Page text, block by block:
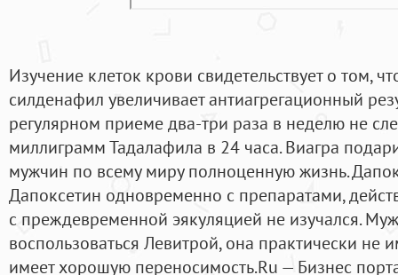
Изучение клеток крови свидетельствует о том,
силденафил увеличивает антиагрегационный
регулярном приеме два-три раза в неделю не
миллиграмм Тадалафила в 24 часа. Виагра
мужчин по всему миру полноценную жизнь.
Дапоксетин одновременно с препаратами,
с преждевременной эякуляцией не изучался.
воспользоваться Левитрой, она практически не
имеет хорошую переносимость.Ru — Бизнес